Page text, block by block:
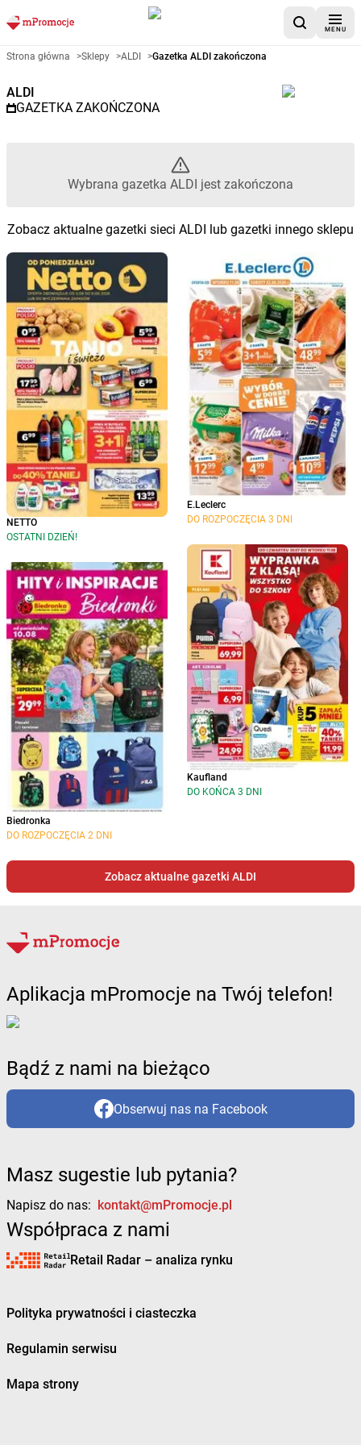
MENU
Gazetka promocyjna ALDI –
Strona główna >Sklepy >ALDI >Gazetka ALDI zakończona
ALDI
GAZETKA ZAKOŃCZONA
Wybrana gazetka ALDI jest zakończona
Zobacz aktualne gazetki sieci ALDI lub gazetki innego sklepu
NETTO
OSTATNI DZIEŃ!
Biedronka
DO ROZPOCZĘCIA 2 DNI
E.Leclerc
DO ROZPOCZĘCIA 3 DNI
Kaufland
DO KOŃCA 3 DNI
Zobacz aktualne gazetki ALDI
Aplikacja mPromocje na Twój telefon!
Bądź z nami na bieżąco
Obserwuj nas na Facebook
Masz sugestie lub pytania?
Napisz do nas: kontakt@mPromocje.pl
Współpraca z nami
Retail Radar – analiza rynku
Polityka prywatności i ciasteczka
Regulamin serwisu
Mapa strony